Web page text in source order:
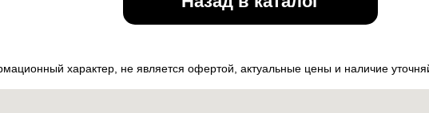
характер, не является офертой, актуальные цены и наличие